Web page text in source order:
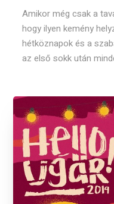
Amikor még csak a
hogy ilyen kemény
hétköznapok és a
az első sokk után